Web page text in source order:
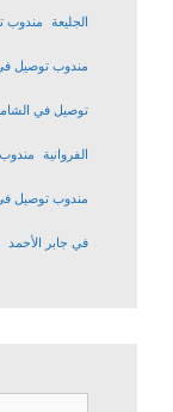
الجليعة مندوب
مندوب توصيل في
توصيل في
الفروانية
مندوب توصيل في
في جابر الأحمد